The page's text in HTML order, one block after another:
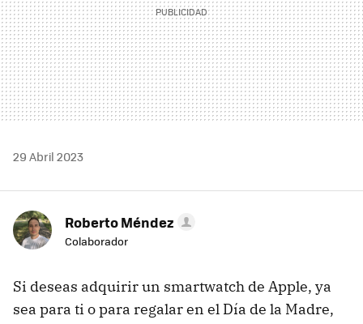
29 Abril 2023
Roberto Méndez
Colaborador
Si deseas adquirir un smartwatch de Apple, ya
sea para ti o para regalar en el Día de la Madre,